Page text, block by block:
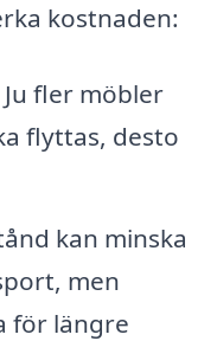
kostnaden:
Ju fler möbler
flyttas, desto
kan minska
men
för längre